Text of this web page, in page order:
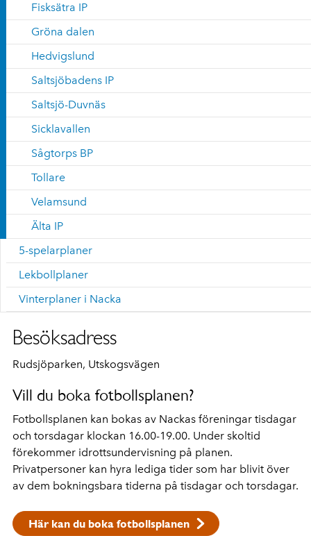
Fisksätra IP
Gröna dalen
Hedvigslund
Saltsjöbadens IP
Saltsjö-Duvnäs
Sicklavallen
Sågtorps BP
Tollare
Velamsund
Älta IP
5-spelarplaner
Lekbollplaner
Vinterplaner i Nacka
Besöksadress
Rudsjöparken, Utskogsvägen
Vill du boka fotbollsplanen?
Fotbollsplanen kan bokas av Nackas föreningar tisdagar
och torsdagar klockan 16.00-19.00. Under skoltid
förekommer idrottsundervisning på planen.
Privatpersoner kan hyra lediga tider som har blivit över
av dem bokningsbara tiderna på tisdagar och torsdagar.
Här kan du boka fotbollsplanen